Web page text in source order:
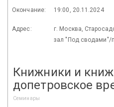
Окончание: 19:00, 20.11.2024
Адрес:
г. Москва,
зал "Под сводами"/
Книжники и
допетровское
Семинары